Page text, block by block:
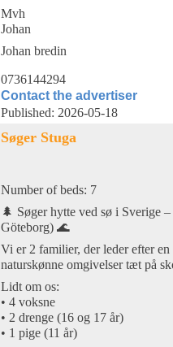
Mvh
Johan
Johan bredin
0736144294
Contact the advertiser
Published: 2026-05-18
Søger Stuga
Number of beds: 7
🌲 Søger hytte ved sø i Sverige
Göteborg) 🌊
Vi er 2 familier, der leder efter
naturskønne omgivelser tæt på
Lidt om os:
• 4 voksne
• 2 drenge (16 og 17 år)
• 1 pige (11 år)